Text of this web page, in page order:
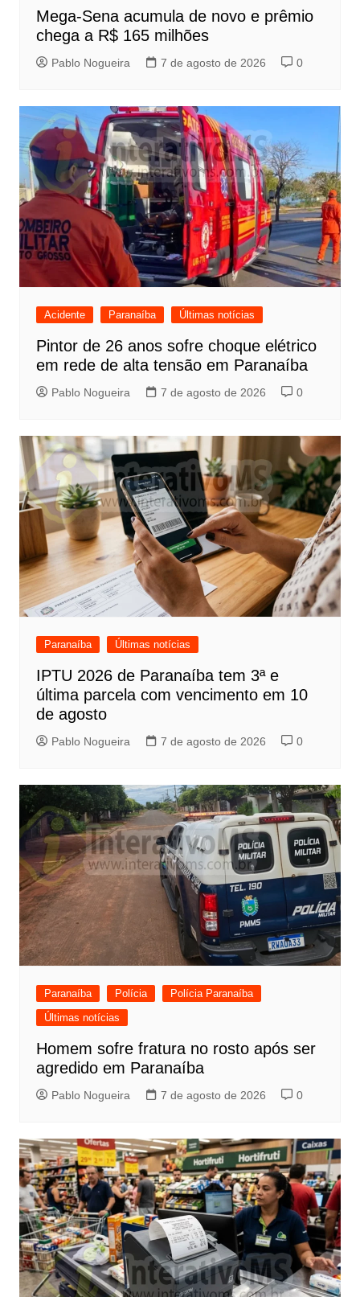
Mega-Sena acumula de novo e prêmio
chega a R$ 165 milhões
Pablo Nogueira 7 de agosto de 2026 0
Acidente Paranaíba Últimas notícias
Pintor de 26 anos sofre choque elétrico
em rede de alta tensão em Paranaíba
Pablo Nogueira 7 de agosto de 2026 0
Paranaíba Últimas notícias
IPTU 2026 de Paranaíba tem 3ª e
última parcela com vencimento em 10
de agosto
Pablo Nogueira 7 de agosto de 2026 0
Paranaíba Polícia
Polícia Paranaíba
Últimas notícias
Homem sofre fratura no rosto após ser
agredido em Paranaíba
Pablo Nogueira 7 de agosto de 2026 0